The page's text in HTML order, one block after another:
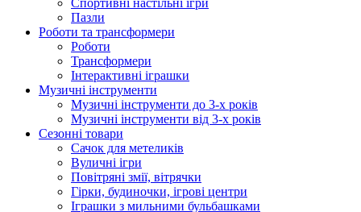
Спортивні настільні ігри
Пазли
Роботи та трансформери
Роботи
Трансформери
Інтерактивні іграшки
Музичні інструменти
Музичні інструменти до 3-х років
Музичні інструменти від 3-х років
Сезонні товари
Сачок для метеликів
Вуличні ігри
Повітряні змії, вітрячки
Гірки, будиночки, ігрові центри
Іграшки з мильними бульбашками